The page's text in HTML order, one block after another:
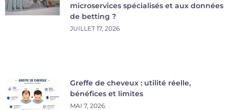
microservices spécialisés et aux données
de betting ?
JUILLET 17, 2026
Greffe de cheveux : utilité réelle,
bénéfices et limites
MAI 7, 2026